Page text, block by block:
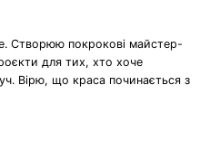
Створюю покрокові майстер-
для тих, хто хоче
Вірю, що краса починається з